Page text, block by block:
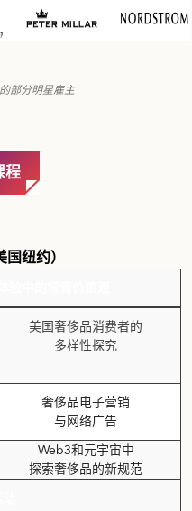
部分明星雇主
程
纽约）
美国奢侈品消费者的
多样性探究
奢侈品电子营销
与网络广告
Web3和元宇宙中
探索奢侈品的新规范